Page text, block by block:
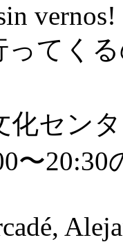
vernos!
ってく
化セン
〜20:30